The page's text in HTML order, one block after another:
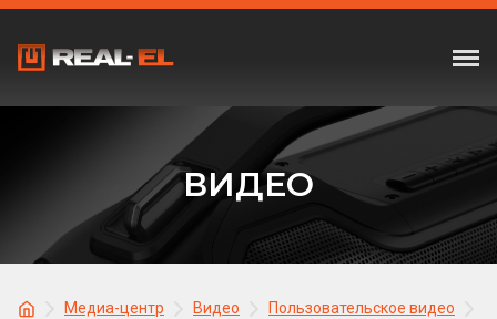
ВИДЕО
Медиа-центр Видео Пользовательское видео